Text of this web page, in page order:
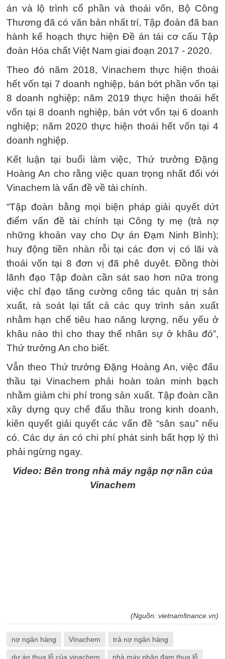
án và lộ trình cổ phần và thoái vốn, Bộ Công
Thương đã có văn bản nhất trí, Tập đoàn đã ban
hành kế hoạch thực hiện Đề án tái cơ cấu Tập
đoàn Hóa chất Việt Nam giai đoạn 2017 - 2020.
Theo đó năm 2018, Vinachem thực hiện thoái
hết vốn tại 7 doanh nghiệp, bán bớt phần vốn tại
8 doanh nghiệp; năm 2019 thực hiện thoái hết
vốn tại 8 doanh nghiệp, bán vớt vốn tại 6 doanh
nghiệp; năm 2020 thực hiện thoái hết vốn tại 4
doanh nghiệp.
Kết luận tại buổi làm việc, Thứ trưởng Đặng
Hoàng An cho rằng việc quan trọng nhất đối với
Vinachem là vấn đề về tài chính.
“Tập đoàn bằng mọi biện pháp giải quyết dứt
điểm vấn đề tài chính tại Công ty mẹ (trả nợ
những khoản vay cho Dự án Đạm Ninh Bình);
huy động tiền nhàn rỗi tại các đơn vị có lãi và
thoái vốn tại 8 đơn vị đã phê duyêt. Đồng thời
lãnh đạo Tập đoàn cần sát sao hơn nữa trong
việc chỉ đạo tăng cường công tác quản trị sản
xuất, rà soát lại tất cả các quy trình sản xuất
nhằm hạn chế tiêu hao năng lượng, nếu yếu ở
khâu nào thì cho thay thế nhân sự ở khâu đó”,
Thứ trưởng An cho biết.
Vẫn theo Thứ trưởng Đặng Hoàng An, việc đấu
thầu tại Vinachem phải hoàn toàn minh bạch
nhằm giảm chi phí trong sản xuất. Tập đoàn cần
xây dựng quy chế đấu thầu trong kinh doanh,
kiên quyết giải quyết các vấn đề “sân sau” nếu
có. Các dự án có chi phí phát sinh bất hợp lý thì
phải ngừng ngay.
Video: Bên trong nhà máy ngập nợ nần của
Vinachem
(Nguồn: vietnamfinance.vn)
nợ ngân hàng Vinachem trả nợ ngân hàng
dự án thua lỗ của vinachem nhà máy phân đạm thua lỗ